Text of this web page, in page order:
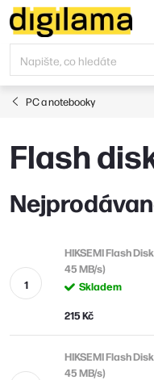
Přejít
na
obsah
PC a notebooky
Flash
HIKSEMI Flash
45 MB/s)
Skladem
215 Kč
HIKSEMI Flash
45 MB/s)